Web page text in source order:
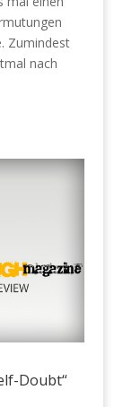
Zumindest
nach
Doubt“